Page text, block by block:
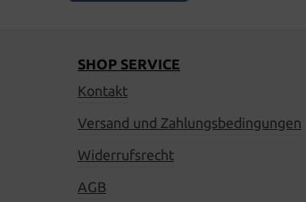
SHOP SERVICE
Kontakt
Versand und Zahlungsbedingungen
Widerrufsrecht
AGB